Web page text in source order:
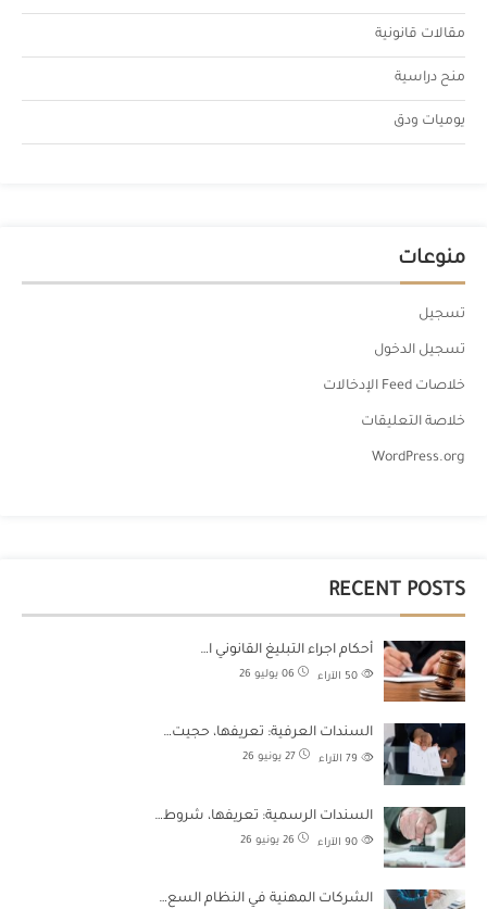
مقالات قانونية
منح دراسية
يوميات ودق
منوعات
تسجيل
تسجيل الدخول
خلاصات Feed الإدخالات
خلاصة التعليقات
WordPress.org
RECENT POSTS
أحكام اجراء التبليغ القانوني ا…
06 يوليو 26 الآراء
السندات العرفية: تعريفها، حجيت…
27 يونيو 26 الآراء
السندات الرسمية: تعريفها، شروط…
26 يونيو 26 الآراء
الشركات المهنية في النظام السع…